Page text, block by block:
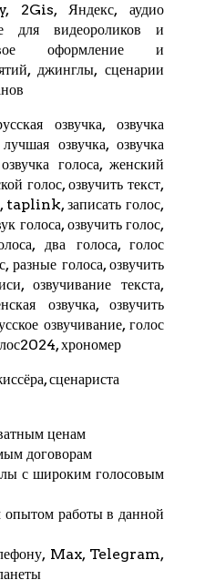
2Gis,Яндекс, аудио
для видеороликов и
оформление и
джинглы, сценарии
озвучка, озвучка
озвучка, озвучка
голоса, женский
голос, озвучить текст,
taplink, записать голос,
голоса, озвучить голос,
два голоса, голос
разные голоса, озвучить
озвучивание текста,
озвучка, озвучить
озвучивание, голос
хрономер
сценариста
ценам
договорам
с широким голосовым
работы в данной
Max, Telegram,